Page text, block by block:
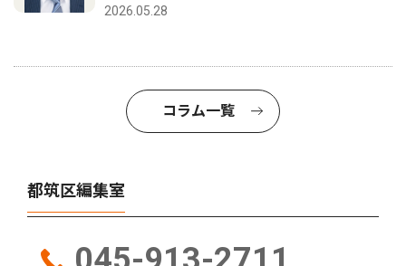
2026.05.28
コラム一覧
都筑区編集室